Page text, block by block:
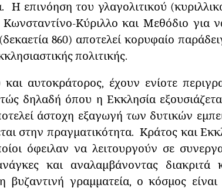
Η επινόηση του γλαγολιτικού
Κύριλλο και Μεθόδιο για
860) αποτελεί κορυφαίο
πολιτικής.
και αυτοκράτορος, έχουν ενίοτε
δηλαδή όπου η Εκκλησία
άστοχη εξαγωγή των δυτικών
στην πραγματικότητα. Κράτος και
όφειλαν να λειτουργούν σε
και αναλαμβάνοντας
βυζαντινή γραμματεία, ο κόσμος